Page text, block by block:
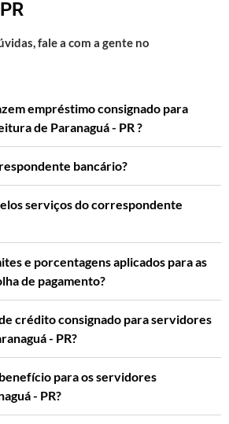
fale a com a gente no
empréstimo consignado para
de Paranaguá - PR ?
bancário?
serviços do correspondente
e porcentagens aplicados para as
de pagamento?
crédito consignado para servidores
- PR?
para os servidores
- PR?